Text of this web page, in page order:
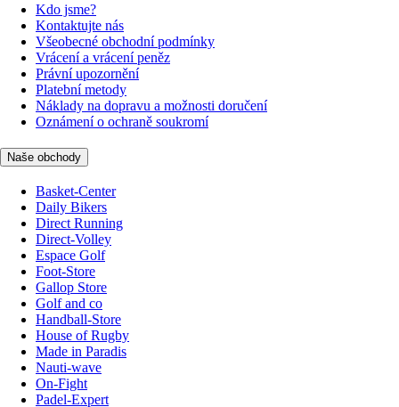
Kdo jsme?
Kontaktujte nás
Všeobecné obchodní podmínky
Vrácení a vrácení peněz
Právní upozornění
Platební metody
Náklady na dopravu a možnosti doručení
Oznámení o ochraně soukromí
Naše obchody
Basket-Center
Daily Bikers
Direct Running
Direct-Volley
Espace Golf
Foot-Store
Gallop Store
Golf and co
Handball-Store
House of Rugby
Made in Paradis
Nauti-wave
On-Fight
Padel-Expert